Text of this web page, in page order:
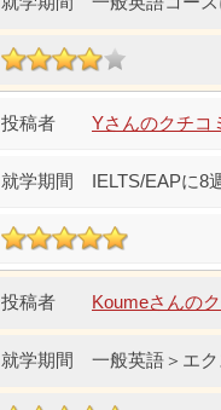
Yさんのクチコ
IELTS/EAPに8
Koumeさんの
一般英語＞エ